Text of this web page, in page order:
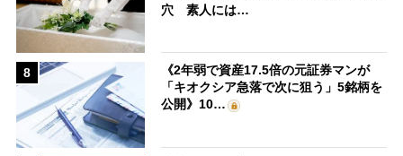
穴 素人には…
8
《2年弱で資産17.5倍の元証券マンが
「キオクシア急落で次に狙う」5銘柄を
公開》10…